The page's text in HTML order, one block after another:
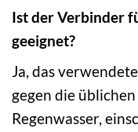
Ist der Verbinder
geeignet?
Ja, das
gegen die
Regenwasser,